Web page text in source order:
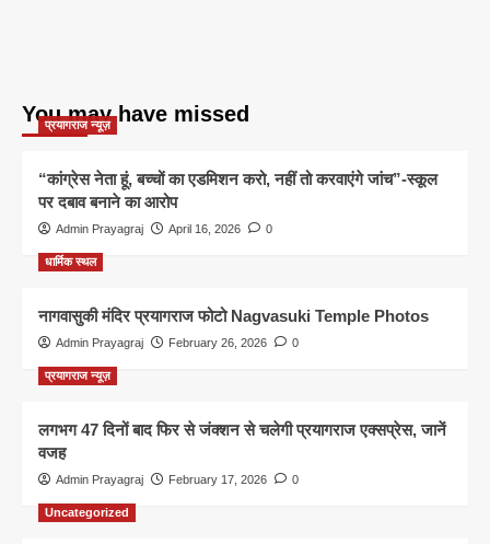
You may have missed
प्रयागराज न्यूज़
“कांग्रेस नेता हूं, बच्चों का एडमिशन करो, नहीं तो करवाएंगे जांच”-स्कूल
पर दबाव बनाने का आरोप
Admin Prayagraj April 16, 2026 0
धार्मिक स्थल
नागवासुकी मंदिर प्रयागराज फोटो Nagvasuki Temple Photos
Admin Prayagraj February 26, 2026 0
प्रयागराज न्यूज़
लगभग 47 दिनों बाद फिर से जंक्शन से चलेगी प्रयागराज एक्सप्रेस, जानें
वजह
Admin Prayagraj February 17, 2026 0
Uncategorized